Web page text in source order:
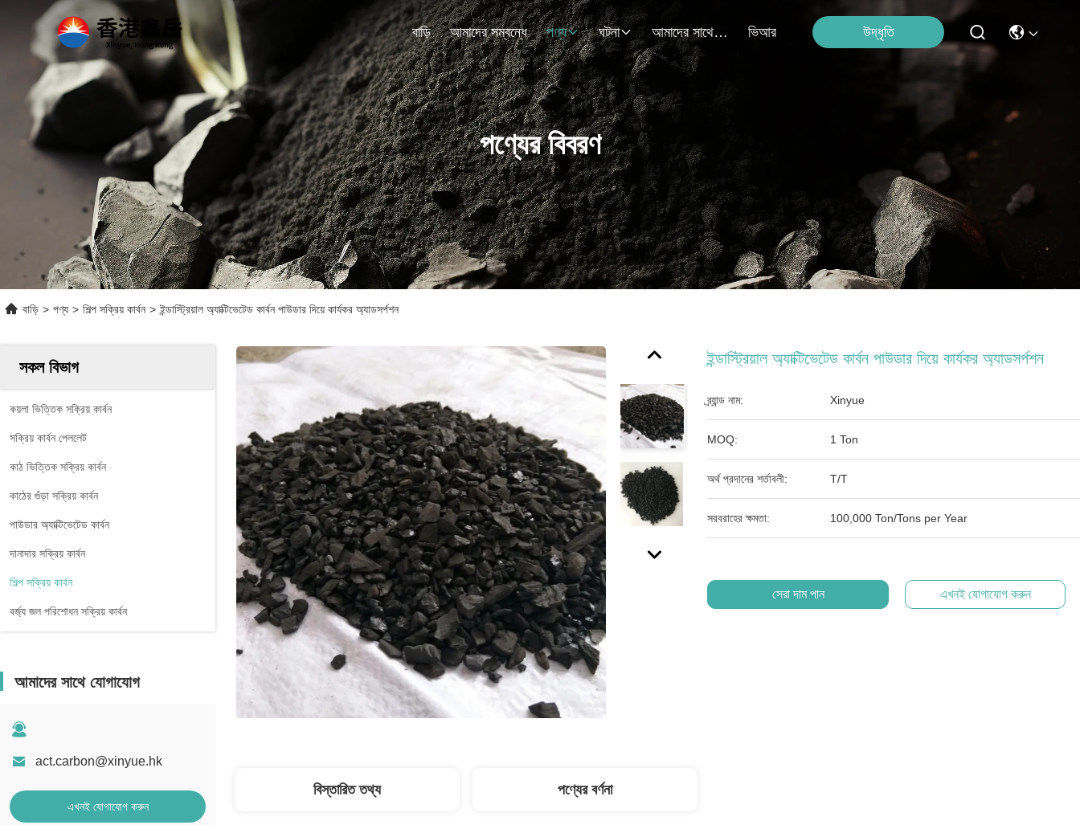
বাড়ি আমাদের সম্বন্ধে পণ্য ঘটনা আমাদের সাথে যোগাযোগ ভিআর উদ্ধৃতি
পণ্যের বিবরণ
বাড়ি > পণ্য > শিল্প সক্রিয় কার্বন > ইন্ডাস্ট্রিয়াল অ্যাক্টিভেটেড কার্বন পাউডার দিয়ে কার্যকর অ্যাডসর্পশন
সকল বিভাগ
কয়লা ভিত্তিক সক্রিয় কার্বন
সক্রিয় কার্বন পেললেট
কাঠ ভিত্তিক সক্রিয় কার্বন
কাঠের গুঁড়া সক্রিয় কার্বন
পাউডার অ্যাক্টিভেটেড কার্বন
দানাদার সক্রিয় কার্বন
শিল্প সক্রিয় কার্বন
বর্জ্য জল পরিশোধন সক্রিয় কার্বন
আমাদের সাথে যোগাযোগ
act.carbon@xinyue.hk
এখনই যোগাযোগ করুন
ইন্ডাস্ট্রিয়াল অ্যাক্টিভেটেড কার্বন পাউডার দিয়ে কার্যকর অ্যাডসর্পশন
ব্র্যান্ড নাম: Xinyue
MOQ: 1 Ton
অর্থ প্রদানের শর্তাবলী: T/T
সরবরাহের ক্ষমতা: 100,000 Ton/Tons per Year
সেরা দাম পান এখনই যোগাযোগ করুন
বিস্তারিত তথ্য পণ্যের বর্ণনা